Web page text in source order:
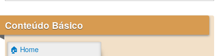
Conteúdo Básico
🏠 Home